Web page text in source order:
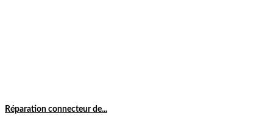
Réparation connecteur de...